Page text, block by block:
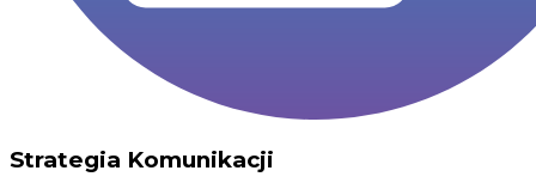
Strategia Komunikacji